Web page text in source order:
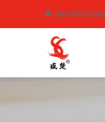
[email